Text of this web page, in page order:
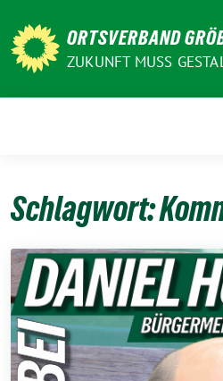
zum
Inhalt
ORTSVERBAND
ZUKUNFT MUSS
Schlagwort: